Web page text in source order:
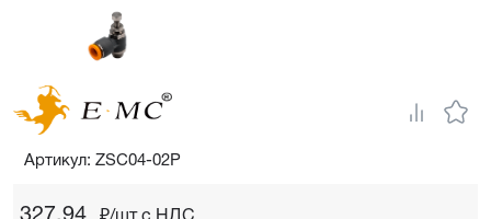
Артикул: ZSC04-02P